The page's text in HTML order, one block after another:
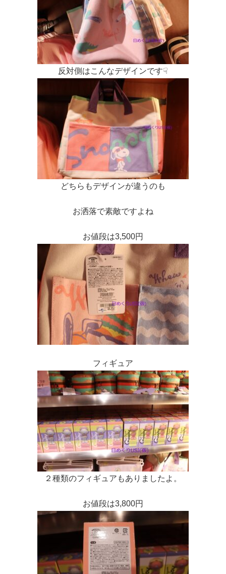
反対側はこんなデザインです☟
どちらもデザインが違うのも
お洒落で素敵ですよね
お値段は3,500円
フィギュア
２種類のフィギュアもありましたよ。
お値段は3,800円